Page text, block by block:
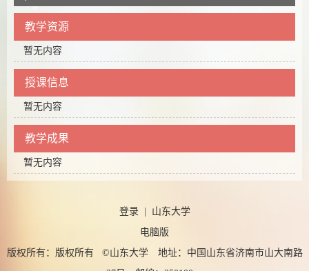
教学资源
暂无内容
授课信息
暂无内容
教学成果
暂无内容
登录| 山东大学
电脑版
版权所有：版权所有 ©山东大学 地址：中国山东省济南市山大南路